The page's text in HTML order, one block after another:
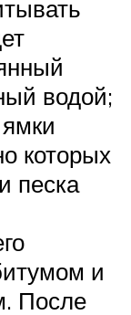
водой;
которых
песка
и
После